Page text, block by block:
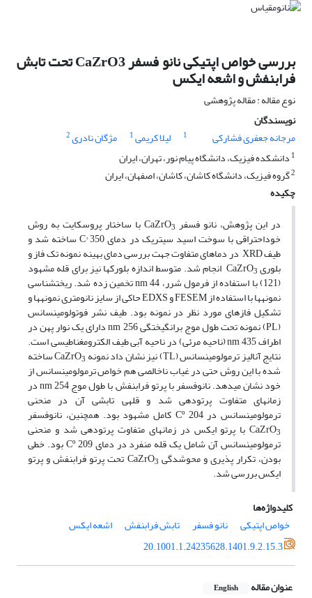
بررسی خواص اپتیکی نانو فسفر CaZrO3 تحت تابش
فرابنفش و اشعه ایکس
نوع مقاله : مقاله پژوهشی
نویسندگان
مرجانه جعفری فشارکی
1 لیلا کریمی1 مژگان نادری2
1 دانشکده فیزیک، دانشگاه پیام نور، تهران، ایران
2گروه فیزیک، دانشگاه کاشان، کاشان، اصفهان، ایران
چکیده
در این پژوهش، نانو فسفر CaZrO 3 با ساختار پروسکایت به روش
خوداحتراقی با سوخت اسید سیتریک در دمای C° 350 ساخته شد و
طیف XRD در دماهای متفاوت جهت بررسی دمای بهینه نمونه تک فاز و
بلوری CaZrO 3 انجام شد. متوسط اندازه بلورک­ها نیز برای قله مشهود
(121) با استفاده از فرمول شرر، nm 44 تخمین زده شد. ریخت­شناسی
نمونه­ها با استفاده از FESEM و EDXS حاکی از سایز نانومتری نمونه­ها و
تشکیل فازهای مورد نظر در نمونه بود. طیف نشر فوتولومینسانس
(PL) نمونه تحت طول موج برانگیختگی nm 256 دارای یک نوار پهن در
اطراف nm 435 (ناحیه مرئی) در ناحیه آبی طیف الکترومغناطیسی است.
نتایج آنالیز ترمولومینسانس (TL) نیز نشان داد نمونه CaZrO 3 ساخته
شده با این روش حتی در غیاب ناخالصی هم خواص ترمولومینسانس از
خود نشان می­دهد. نانوفسفر با پرتو فرابنفش با طول موج nm 254 در
زمان­های متفاوت پرتودهی شد و قله­ی تابشی آن در منحنی
ترمولومینسانس در Cº 204 کامل مشهود بود. همچنین، نانوفسفر
CaZrO3 با پرتو ایکس در زمان­های متفاوت پرتودهی شد و منحنی
ترمولومینسانس آن شامل یک قله منفرد در دمای Cº 209 بود. خطی
بودن، تکرار پذیری و محوشدگی CaZrO 3 تحت پرتو فرابنفش و پرتو
ایکس بررسی شد.
کلیدواژه‌ها
خواص اپتیکی
نانو فسفر تابش فرابنفش
اشعه ایکس
20.1001.1.24235628.1401.9.2.15.3
عنوان مقاله English